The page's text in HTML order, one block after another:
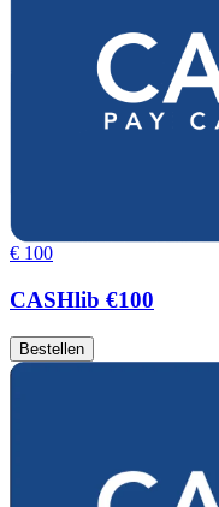
€ 100
CASHlib €100
Bestellen